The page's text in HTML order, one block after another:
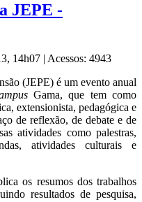
JEPE -
14h07 | Acessos: 4943
(JEPE) é um evento anual
Gama, que tem como
extensionista, pedagógica e
de reflexão, de debate e de
atividades como palestras,
atividades culturais e
os resumos dos trabalhos
resultados de pesquisa,